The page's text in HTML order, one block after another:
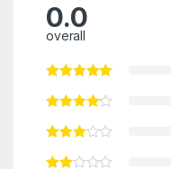
0.0
overall